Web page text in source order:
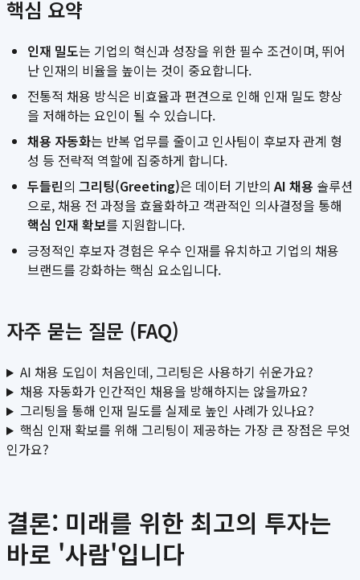
핵심 요약
인재 밀도는 기업의 혁신과 성장을 위한 필수 조건이며, 뛰어
난 인재의 비율을 높이는 것이 중요합니다.
전통적 채용 방식은 비효율과 편견으로 인해 인재 밀도 향상
을 저해하는 요인이 될 수 있습니다.
채용 자동화는 반복 업무를 줄이고 인사팀이 후보자 관계 형
성 등 전략적 역할에 집중하게 합니다.
두들린의 그리팅(Greeting)은 데이터 기반의AI 채용 솔루션
으로, 채용 전 과정을 효율화하고 객관적인 의사결정을 통해
핵심 인재 확보를 지원합니다.
긍정적인 후보자 경험은 우수 인재를 유치하고 기업의 채용
브랜드를 강화하는 핵심 요소입니다.
자주 묻는 질문 (FAQ)
AI 채용 도입이 처음인데, 그리팅은 사용하기 쉬운가요?
채용 자동화가 인간적인 채용을 방해하지는 않을까요?
그리팅을 통해 인재 밀도를 실제로 높인 사례가 있나요?
핵심 인재 확보를 위해 그리팅이 제공하는 가장 큰 장점은 무엇
인가요?
결론: 미래를 위한 최고의 투자는
바로 '사람'입니다